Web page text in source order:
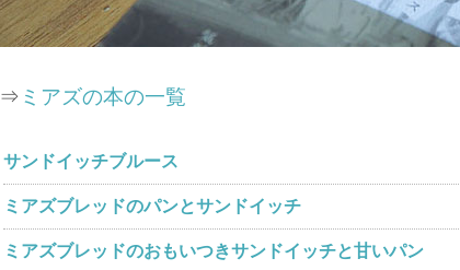
⇒ ミアズの本の一覧
サンドイッチブルース
ミアズブレッドのパンとサンドイッチ
ミアズブレッドのおもいつきサンドイッチと甘いパン